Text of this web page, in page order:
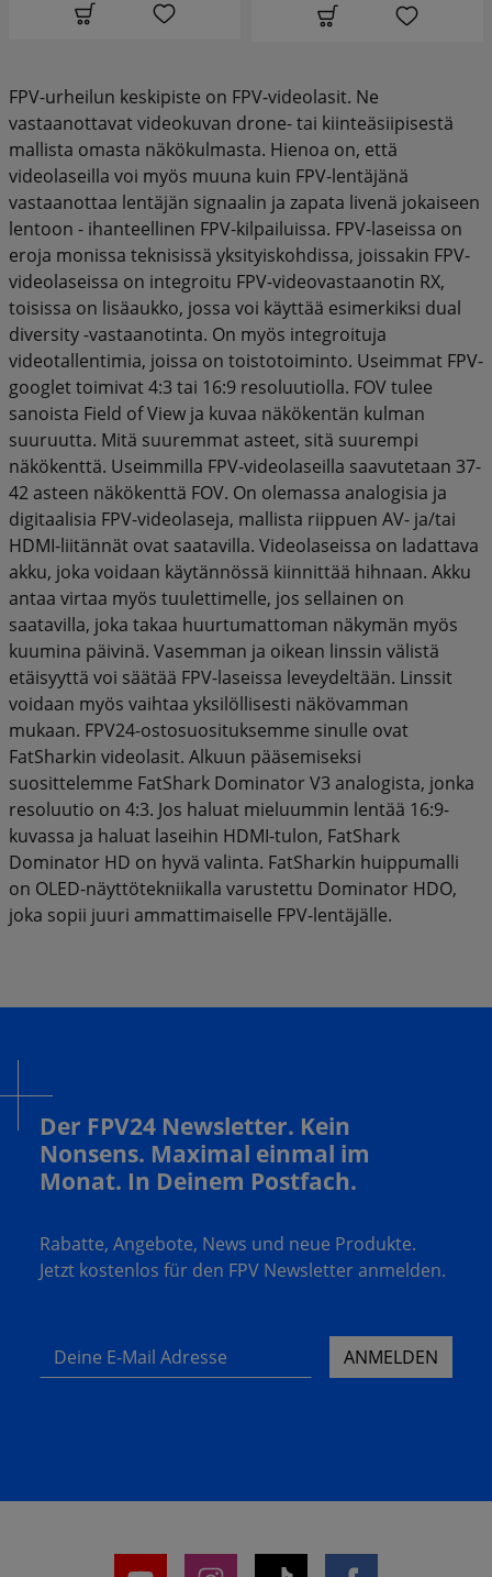
FPV-urheilun keskipiste on FPV-videolasit. Ne
vastaanottavat videokuvan drone- tai kiinteäsiipisestä
mallista omasta näkökulmasta. Hienoa on, että
videolaseilla voi myös muuna kuin FPV-lentäjänä
vastaanottaa lentäjän signaalin ja zapata livenä jokaiseen
lentoon - ihanteellinen FPV-kilpailuissa. FPV-laseissa on
eroja monissa teknisissä yksityiskohdissa, joissakin FPV-
videolaseissa on integroitu FPV-videovastaanotin RX,
toisissa on lisäaukko, jossa voi käyttää esimerkiksi dual
diversity -vastaanotinta. On myös integroituja
videotallentimia, joissa on toistotoiminto. Useimmat FPV-
googlet toimivat 4:3 tai 16:9 resoluutiolla. FOV tulee
sanoista Field of View ja kuvaa näkökentän kulman
suuruutta. Mitä suuremmat asteet, sitä suurempi
näkökenttä. Useimmilla FPV-videolaseilla saavutetaan 37-
42 asteen näkökenttä FOV. On olemassa analogisia ja
digitaalisia FPV-videolaseja, mallista riippuen AV- ja/tai
HDMI-liitännät ovat saatavilla. Videolaseissa on ladattava
akku, joka voidaan käytännössä kiinnittää hihnaan. Akku
antaa virtaa myös tuulettimelle, jos sellainen on
saatavilla, joka takaa huurtumattoman näkymän myös
kuumina päivinä. Vasemman ja oikean linssin välistä
etäisyyttä voi säätää FPV-laseissa leveydeltään. Linssit
voidaan myös vaihtaa yksilöllisesti näkövamman
mukaan. FPV24-ostosuosituksemme sinulle ovat
FatSharkin videolasit. Alkuun pääsemiseksi
suosittelemme FatShark Dominator V3 analogista, jonka
resoluutio on 4:3. Jos haluat mieluummin lentää 16:9-
kuvassa ja haluat laseihin HDMI-tulon, FatShark
Dominator HD on hyvä valinta. FatSharkin huippumalli
on OLED-näyttötekniikalla varustettu Dominator HDO,
joka sopii juuri ammattimaiselle FPV-lentäjälle.
Der FPV24 Newsletter. Kein
Nonsens. Maximal einmal im
Monat. In Deinem Postfach.
Rabatte, Angebote, News und neue Produkte.
Jetzt kostenlos für den FPV Newsletter anmelden.
Deine E-Mail Adresse ANMELDEN